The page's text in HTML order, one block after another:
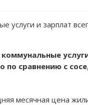
и зарплат
по сравнению с
месячная цена